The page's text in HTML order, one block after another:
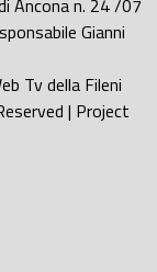
Gianni
Tv della Fileni
| Project